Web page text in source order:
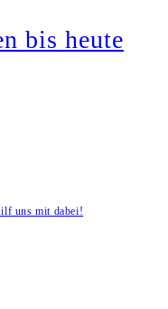
bis heute
uns mit dabei!